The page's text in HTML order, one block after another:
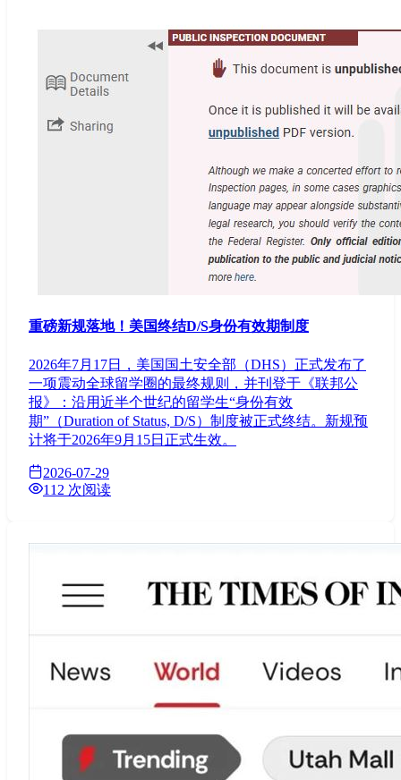
重磅新规落地！美国终结D/S身份有效期制度
2026年7月17日，美国国土安全部（DHS）正式发布了
一项震动全球留学圈的最终规则，并刊登于《联邦公
报》：沿用近半个世纪的留学生“身份有效
期”（Duration of Status, D/S）制度被正式终结。新规预
计将于2026年9月15日正式生效。
2026-07-29
112 次阅读